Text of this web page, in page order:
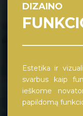
DIZAINO
Estetika ir
svarbus kaip
ieškome
papildomą